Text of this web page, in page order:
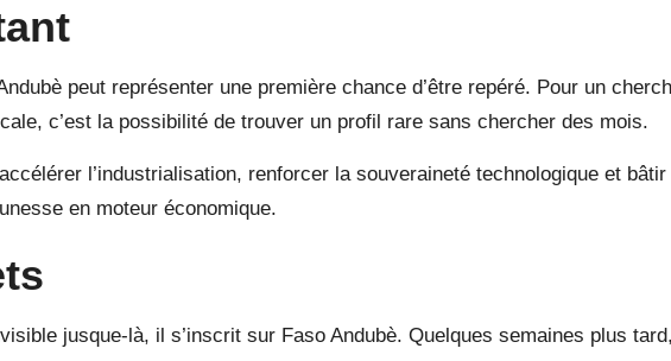
peut représenter une première chance d’être repéré. Pour un
c’est la possibilité de trouver un profil rare sans chercher des mois.
l’industrialisation, renforcer la souveraineté technologique et
en moteur économique.
jusque-là, il s’inscrit sur Faso Andubè. Quelques semaines plus